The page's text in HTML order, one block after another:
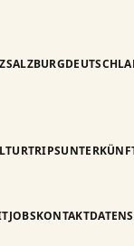
SALZBURG
TRIPS
JOBSKONTAKT